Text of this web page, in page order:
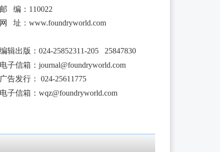
邮 编：110022
网 址：www.foundryworld.com
编辑出版 ：024-25852311-205 25847830
电子信箱：journal@foundryworld.com
广告发行：
024-25611775
电子信箱：wqz@foundryworld.com